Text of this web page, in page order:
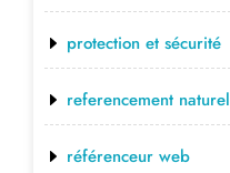
protection et sécurité
referencement naturel
référenceur web